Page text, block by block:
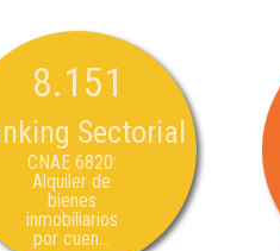
8.151
Sectorial
CNAE 6820:
Alquiler de
bienes
inmobiliarios
por cuen...